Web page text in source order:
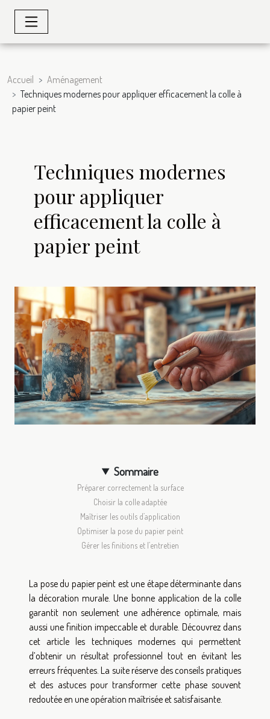
Accueil
Aménagement
Techniques modernes pour appliquer efficacement la colle à
papier peint
Techniques modernes
pour appliquer
efficacement la colle à
papier peint
Sommaire
Préparer correctement la surface
Choisir la colle adaptée
Maîtriser les outils d’application
Optimiser la pose du papier peint
Gérer les finitions et l’entretien
La pose du papier peint est une étape déterminante dans
la décoration murale. Une bonne application de la colle
garantit non seulement une adhérence optimale, mais
aussi une finition impeccable et durable. Découvrez dans
cet article les techniques modernes qui permettent
d’obtenir un résultat professionnel tout en évitant les
erreurs fréquentes. La suite réserve des conseils pratiques
et des astuces pour transformer cette phase souvent
redoutée en une opération maîtrisée et satisfaisante.